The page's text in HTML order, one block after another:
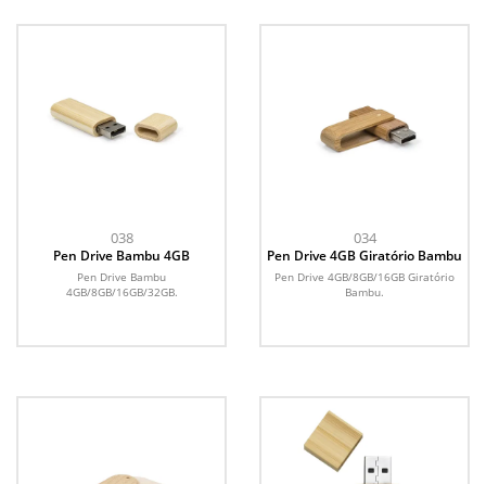
038
Pen Drive Bambu 4GB
Pen Drive Bambu
4GB/8GB/16GB/32GB.
034
Pen Drive 4GB Giratório Bambu
Pen Drive 4GB/8GB/16GB Giratório
Bambu.